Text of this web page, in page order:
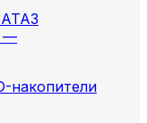
накопители